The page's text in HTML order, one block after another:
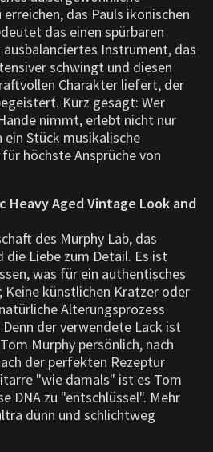
das Pauls ikonischen
das einen spürbaren
Instrument, das
schwingt und diesen
Charakter liefert, der
Kurz gesagt: Wer
nimmt, erlebt nicht nur
ein Stück musikalische
höchste Ansprüche von
Heavy Aged Vintage Look and
des Murphy Lab, das
die Liebe zum Detail. Es ist
was für ein authentisches
Keine künstlichen Kratzer oder
Alterungsprozess
der verwendete Lack ist
Murphy persönlich, nach
der perfekten Rezeptur
"wie damals" ist es Tom
DNA zu "entschlüssel". Mehr
dünn und schlichtweg